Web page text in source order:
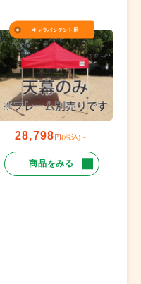
キャラバンテント用
28,798円(税込)～
商品をみる